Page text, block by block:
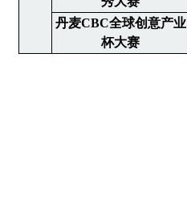
丹麦CBC全球创意产业
杯大赛